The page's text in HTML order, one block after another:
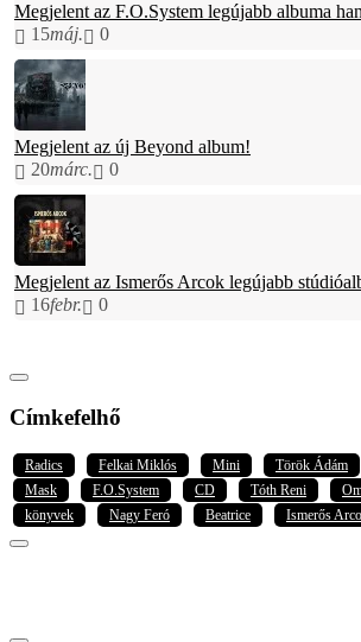
Megjelent az F.O.System legújabb albuma
15máj. 0
Megjelent az új Beyond album!
20márc. 0
Megjelent az Ismerős Arcok legújabb
16febr. 0
Címkefelhő
Radics Felkai Miklós Mini Török Ádám
Mask
F.O.System CD Tóth Reni
könyvek
Nagy Feró Beatrice Ismerős